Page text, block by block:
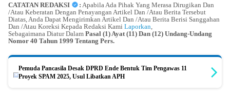
CATATAN REDAKSI : Apabila Ada Pihak Yang Merasa Dirugikan Dan
/Atau Keberatan Dengan Penayangan Artikel Dan /Atau Berita Tersebut
Diatas, Anda Dapat Mengirimkan Artikel Dan /Atau Berita Berisi Sanggahan
Dan /Atau Koreksi Kepada Redaksi Kami Laporkan
Sebagaimana Diatur Dalam Pasal (1) Ayat (11) Dan (12) Undang-Undang
Nomor 40 Tahun 1999 Tentang Pers.
Pemuda Pancasila Desak DPRD Ende Bentuk Tim Pengawas 11
Proyek SPAM 2025, Usul Libatkan APH